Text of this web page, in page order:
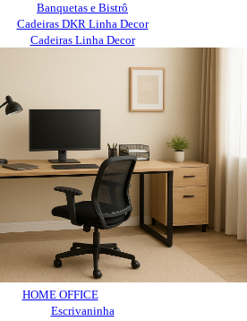
Banquetas e Bistrô
Cadeiras DKR Linha Decor
Cadeiras Linha Decor
HOME OFFICE
Escrivaninha